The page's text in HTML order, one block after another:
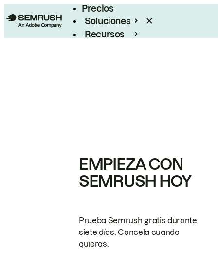
Precios
Soluciones
Recursos
EMPIEZA CON
SEMRUSH HOY
Prueba Semrush gratis durante
siete días. Cancela cuando
quieras.